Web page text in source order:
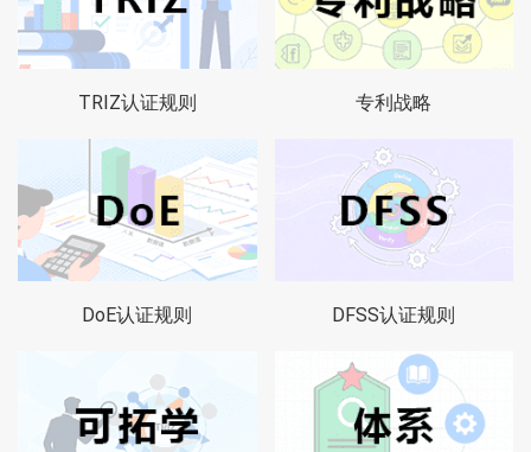
TRIZ认证规则 专利战略
DoE认证规则 DFSS认证规则